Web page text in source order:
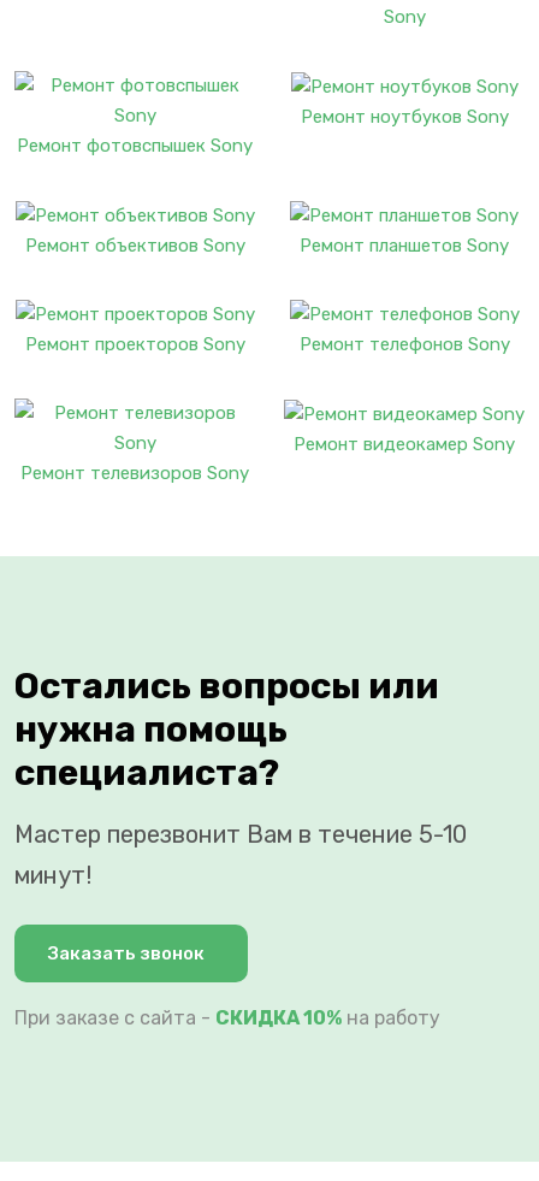
Sony
Ремонт фотовспышек Sony
Ремонт ноутбуков Sony
Ремонт объективов Sony Ремонт планшетов Sony
Ремонт проекторов Sony Ремонт телефонов Sony
Ремонт телевизоров Sony
Ремонт видеокамер Sony
Остались вопросы или
нужна помощь
специалиста?
Мастер перезвонит Вам в течение 5-10
минут!
Заказать звонок
При заказе с сайта - СКИДКА 10% на работу